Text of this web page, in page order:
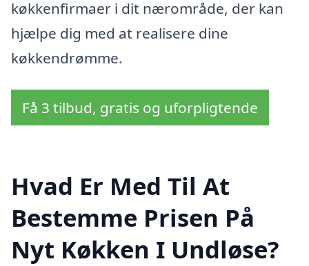
køkkenfirmaer i dit nærområde, der kan
hjælpe dig med at realisere dine
køkkendrømme.
Få 3 tilbud, gratis og uforpligtende
Hvad Er Med Til At
Bestemme Prisen På
Nyt Køkken I Undløse?